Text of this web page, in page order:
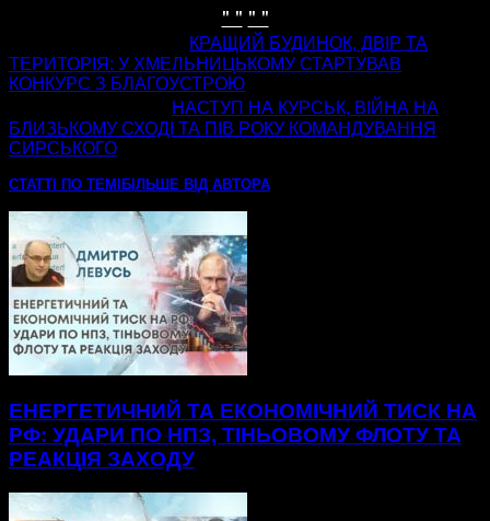
" " " "
КРАЩИЙ БУДИНОК, ДВІР ТА
ТЕРИТОРІЯ: У ХМЕЛЬНИЦЬКОМУ СТАРТУВАВ
КОНКУРС З БЛАГОУСТРОЮ
НАСТУП НА КУРСЬК, ВІЙНА НА
БЛИЗЬКОМУ СХОДІ ТА ПІВ РОКУ КОМАНДУВАННЯ
СИРСЬКОГО
СТАТТІ ПО ТЕМІ БІЛЬШЕ ВІД АВТОРА
ЕНЕРГЕТИЧНИЙ ТА ЕКОНОМІЧНИЙ ТИСК НА
РФ: УДАРИ ПО НПЗ, ТІНЬОВОМУ ФЛОТУ ТА
РЕАКЦІЯ ЗАХОДУ